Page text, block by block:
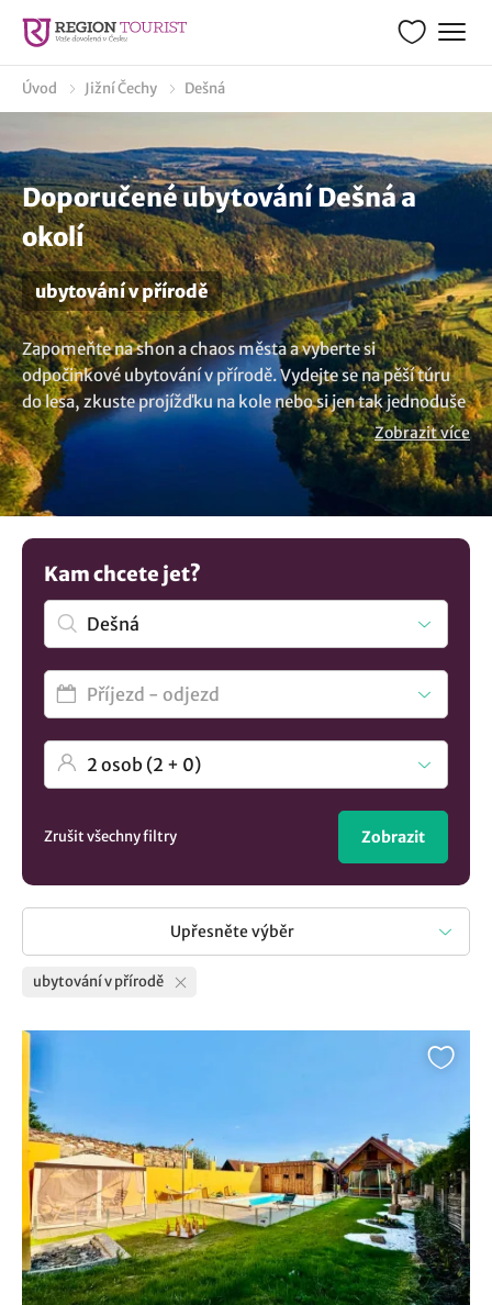
Úvod Jižní Čechy Dešná
Doporučené ubytování Dešná a
okolí
ubytování v přírodě
Zapomeňte na shon a chaos města a vyberte si
odpočinkové ubytování v přírodě. Vydejte se na pěší túru
do lesa, zkuste projížďku na kole nebo si jen tak jednoduše
užijte den v přírodě. Prohlédněte si možné pobyty v
přírodě v malebné oblasti Dešná a zarezervujte si
dovolenou. Vzhůru za přírodními krásami. Potřebujete
větší inspiraci? Zde najdete ucelený výběr
lokalitě Dešná..
Zobrazit více
Kam chcete jet?
Zrušit všechny filtry Zobrazit
Upřesněte výběr
ubytování v přírodě